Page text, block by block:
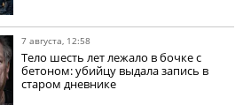
7 августа, 12:58
Тело шесть лет лежало в бочке с
бетоном: убийцу выдала запись в
старом дневнике